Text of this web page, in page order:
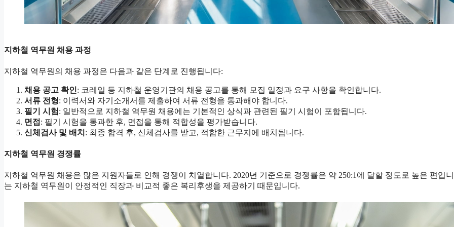
지하철 역무원 채용 과정
지하철 역무원의 채용 과정은 다음과 같은 단계로 진행됩니다:
채용 공고 확인: 코레일 등 지하철 운영기관의 채용 공고를 통해 모집 일정과 요구 사항을 확인합니다.
서류 전형: 이력서와 자기소개서를 제출하여 서류 전형을 통과해야 합니다.
필기 시험 : 일반적으로 지하철 역무원 채용에는 기본적인 상식과 관련된 필기 시험이 포함됩니다.
면접 : 필기 시험을 통과한 후, 면접을 통해 적합성을 평가받습니다.
신체검사 및 배치 : 최종 합격 후, 신체검사를 받고, 적합한 근무지에 배치됩니다.
지하철 역무원 경쟁률
지하철 역무원 채용은 많은 지원자들로 인해 경쟁이 치열합니다. 2020년 기준으로 경쟁률은 약 250:1에 달할 정도로 높은 편입
는 지하철 역무원이 안정적인 직장과 비교적 좋은 복리후생을 제공하기 때문입니다.